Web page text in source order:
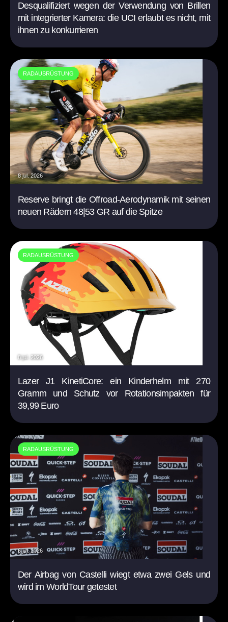
Desqualifiziert wegen der Verwendung von Brillen
mit integrierter Kamera: die UCI erlaubt es nicht, mit
ihnen zu konkurrieren
RADAUSRÜSTUNG
8 jul. 2026
Reserve bringt die Offroad-Aerodynamik mit seinen
neuen Rädern 48|53 GR auf die Spitze
RADAUSRÜSTUNG
8 jul. 2026
Lazer J1 KinetiCore: ein Kinderhelm mit 270
Gramm und Schutz vor Rotationsimpakten für
39,99 Euro
RADAUSRÜSTUNG
6 jul. 2026
Der Airbag von Castelli wiegt etwa zwei Gels und
wird im WorldTour getestet